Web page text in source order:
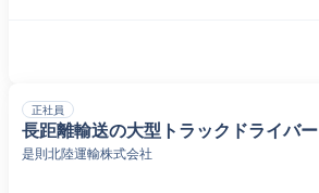
正社員
長距離輸送の大型トラックドライバー
是則北陸運輸株式会社